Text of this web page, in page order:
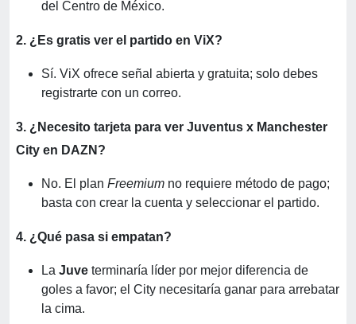
del Centro de México.
2. ¿Es gratis ver el partido en ViX?
Sí. ViX ofrece señal abierta y gratuita; solo debes
registrarte con un correo.
3. ¿Necesito tarjeta para ver Juventus x Manchester
City en DAZN?
No. El plan Freemium no requiere método de pago;
basta con crear la cuenta y seleccionar el partido.
4. ¿Qué pasa si empatan?
La Juve terminaría líder por mejor diferencia de
goles a favor; el City necesitaría ganar para arrebatar
la cima.